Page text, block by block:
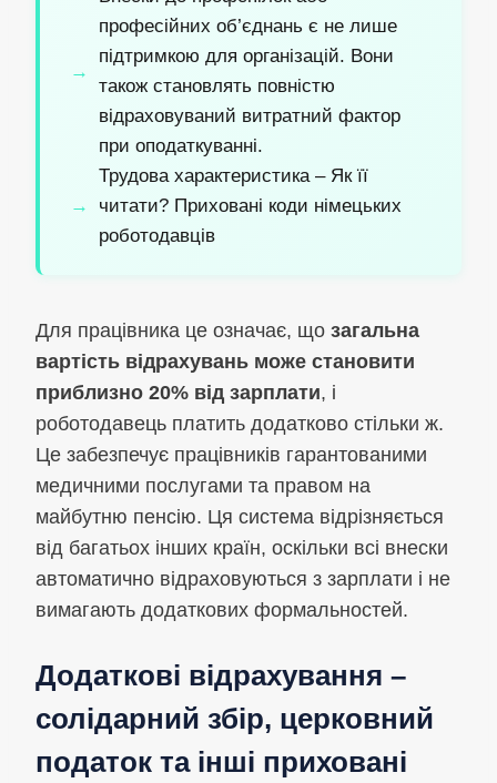
професійних об’єднань є не лише
підтримкою для організацій. Вони
також становлять повністю
відраховуваний витратний фактор
при оподаткуванні.
Трудова характеристика – Як її
читати? Приховані коди німецьких
роботодавців
Для працівника це означає, що загальна
вартість відрахувань може становити
приблизно 20% від зарплати, і
роботодавець платить додатково стільки ж.
Це забезпечує працівників гарантованими
медичними послугами та правом на
майбутню пенсію. Ця система відрізняється
від багатьох інших країн, оскільки всі внески
автоматично відраховуються з зарплати і не
вимагають додаткових формальностей.
Додаткові відрахування –
солідарний збір, церковний
податок та інші приховані